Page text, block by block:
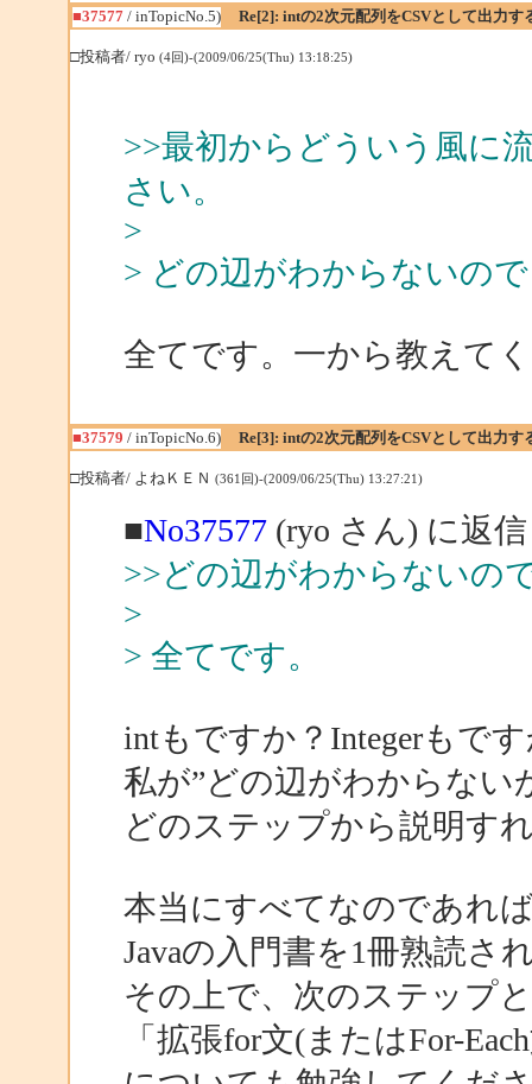
■37577/ inTopicNo.5) Re[2]: intの2次元配列をCSVとして出力す
□投稿者/ ryo (4回)-(2009/06/25(Thu) 13:18:25)
>>最初からどういう風に
さい。
>
> どの辺がわからないの
全てです。一から教えて
■37579 / inTopicNo.6) Re[3]: intの2次元配列をCSVとして出力す
□投稿者/ よねＫＥＮ (361回)-(2009/06/25(Thu) 13:27:21)
■No37577(ryo さん) に返信
>>どの辺がわからないの
>
> 全てです。
intもですか？Integerもで
私が”どの辺がわからない
どのステップから説明す
本当にすべてなのであれ
Javaの入門書を1冊熟読さ
その上で、次のステップ
「拡張for文(またはFor-